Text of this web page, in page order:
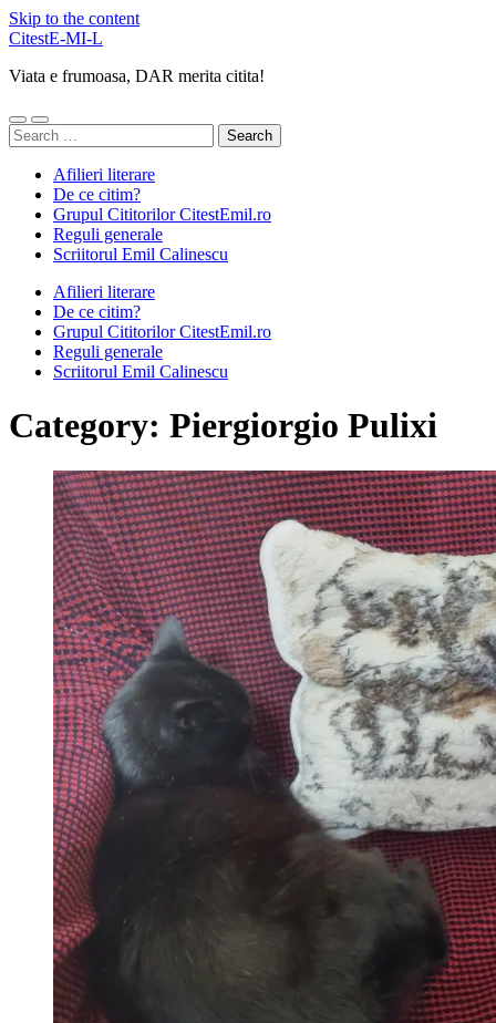
Skip to the content
CitestE-MI-L
Viata e frumoasa, DAR merita citita!
Toggle
mobile
Toggle
search
Search
for:
Afilieri literare
De ce citim?
Grupul Cititorilor CitestEmil.ro
Reguli generale
Scriitorul Emil Calinescu
Afilieri literare
De ce citim?
Grupul Cititorilor CitestEmil.ro
Reguli generale
Scriitorul Emil Calinescu
Category: Piergiorgio Pulixi